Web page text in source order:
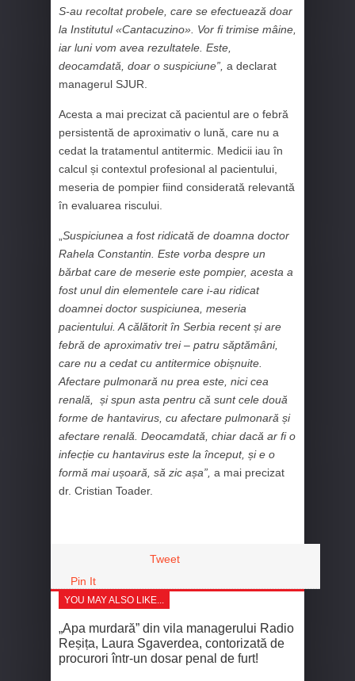
S-au recoltat probele, care se efectuează doar
la Institutul «Cantacuzino». Vor fi trimise mâine,
iar luni vom avea rezultatele. Este,
deocamdată, doar o suspiciune”, a declarat
managerul SJUR.
Acesta a mai precizat că pacientul are o febră
persistentă de aproximativ o lună, care nu a
cedat la tratamentul antitermic. Medicii iau în
calcul și contextul profesional al pacientului,
meseria de pompier fiind considerată relevantă
în evaluarea riscului.
Suspiciunea a fost ridicată de doamna doctor
Rahela Constantin. Este vorba despre un
bărbat care de meserie este pompier, acesta a
fost unul din elementele care i-au ridicat
doamnei doctor suspiciunea, meseria
pacientului. A călătorit în Serbia recent și are
febră de aproximativ trei – patru săptămâni,
care nu a cedat cu antitermice obișnuite.
Afectare pulmonară nu prea este, nici cea
renală, și spun asta pentru că sunt cele două
forme de hantavirus, cu afectare pulmonară și
afectare renală. Deocamdată, chiar dacă ar fi o
infecție cu hantavirus este la început, și e o
formă mai ușoară, să zic așa”, a mai precizat
dr. Cristian Toader.
Tweet
Pin It
YOU MAY ALSO LIKE...
„Apa murdară” din vila managerului Radio
Reșița, Laura Sgaverdea, contorizată de
procurori într-un dosar penal de furt!